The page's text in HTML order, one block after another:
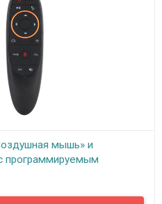
мышь» и
программируемым
L8STAR G10